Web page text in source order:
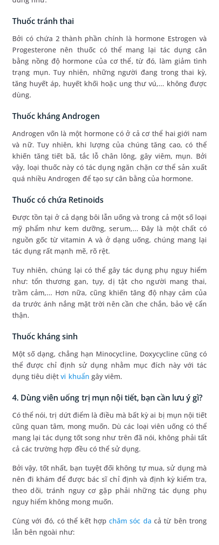
Thuốc tránh thai
Bởi có chứa 2 thành phần chính là hormone Estrogen và
Progesterone nên thuốc có thể mang lại tác dụng cân
bằng nồng độ hormone của cơ thể, từ đó, làm giảm tình
trạng mụn. Tuy nhiên, những người đang trong thai kỳ,
tăng huyết áp, huyết khối hoặc ung thư vú,... không được
dùng.
Thuốc kháng Androgen
Androgen vốn là một hormone có ở cả cơ thể hai giới nam
và nữ. Tuy nhiên, khi lượng của chúng tăng cao, có thể
khiến tăng tiết bã, tắc lỗ chân lông, gây viêm, mụn. Bởi
vậy, loại thuốc này có tác dụng ngăn chặn cơ thể sản xuất
quá nhiều Androgen để tạo sự cân bằng của hormone.
Thuốc có chứa Retinoids
Được tồn tại ở cả dạng bôi lẫn uống và trong cả một số loại
mỹ phẩm như kem dưỡng, serum,... Đây là một chất có
nguồn gốc từ vitamin A và ở dạng uống, chúng mang lại
tác dụng rất mạnh mẽ, rõ rệt.
Tuy nhiên, chúng lại có thể gây tác dụng phụ nguy hiểm
như: tổn thương gan, tụy, dị tật cho người mang thai,
trầm cảm,... Hơn nữa, cũng khiến tăng độ nhạy cảm của
da trước ánh nắng mặt trời nên cần che chắn, bảo vệ cẩn
thận.
Thuốc kháng sinh
Một số dạng, chẳng hạn Minocycline, Doxycycline cũng có
thể được chỉ định sử dụng nhằm mục đích này với tác
dụng tiêu diệtvi khuẩn gây viêm.
4. Dùng viên uống trị mụn nội tiết, bạn cần lưu ý gì?
Có thể nói, trị dứt điểm là điều mà bất kỳ ai bị mụn nội tiết
cũng quan tâm, mong muốn. Dù các loại viên uống có thể
mang lại tác dụng tốt song như trên đã nói, không phải tất
cả các trường hợp đều có thể sử dụng.
Bởi vậy, tốt nhất, bạn tuyệt đối không tự mua, sử dụng mà
nên đi khám để được bác sĩ chỉ định và định kỳ kiểm tra,
theo dõi, tránh nguy cơ gặp phải những tác dụng phụ
nguy hiểm không mong muốn.
Cùng với đó, có thể kết hợpchăm sóc da cả từ bên trong
lẫn bên ngoài như: